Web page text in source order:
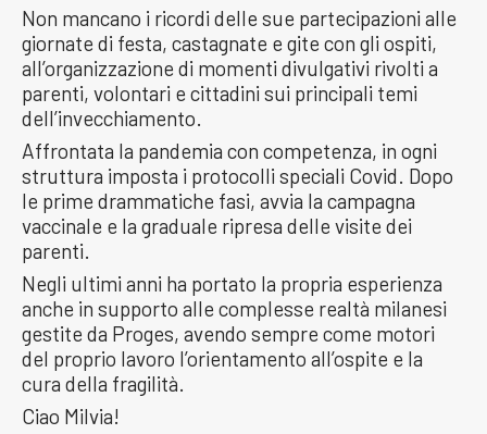
Non mancano i ricordi delle sue partecipazioni alle
giornate di festa, castagnate e gite con gli ospiti,
all’organizzazione di momenti divulgativi rivolti a
parenti, volontari e cittadini sui principali temi
dell’invecchiamento.
Affrontata la pandemia con competenza, in ogni
struttura imposta i protocolli speciali Covid. Dopo
le prime drammatiche fasi, avvia la campagna
vaccinale e la graduale ripresa delle visite dei
parenti.
Negli ultimi anni ha portato la propria esperienza
anche in supporto alle complesse realtà milanesi
gestite da Proges, avendo sempre come motori
del proprio lavoro l’orientamento all’ospite e la
cura della fragilità.
Ciao Milvia!